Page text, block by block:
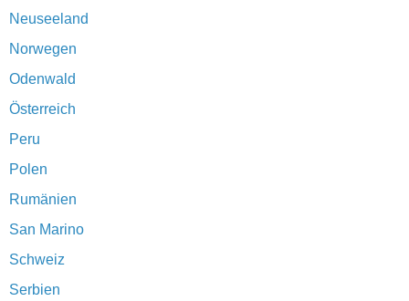
Neuseeland
Norwegen
Odenwald
Österreich
Peru
Polen
Rumänien
San Marino
Schweiz
Serbien